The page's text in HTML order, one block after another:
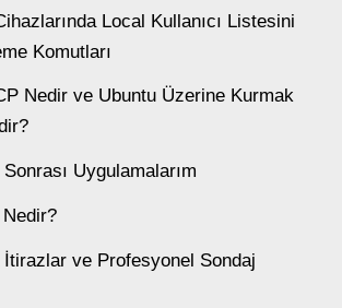
Local Kullanıcı Listesini
Komutları
Nedir ve Ubuntu Üzerine Kurmak
Uygulamalarım
İtirazlar ve Profesyonel Sondaj